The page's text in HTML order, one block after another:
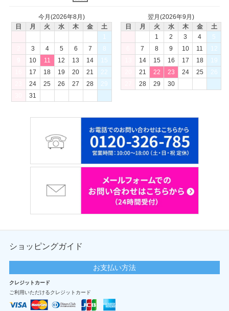
今月(2026年8月)
日
月 火 水 木 金
土
1
3 4 5 6 7
8
10 11 12 13 14
15
17 18 19 20 21
22
24 25 26 27 28
29
31
翌月(2026年9月)
日
月 火 水 木 金
土
1
2 3 4
5
7 8 9 10 11
12
14 15 16 17 18
19
21 22 23 24 25
26
28 29 30
ショッピングガイド
お支払い方法
クレジットカード
ご利用いただけるクレジットカード